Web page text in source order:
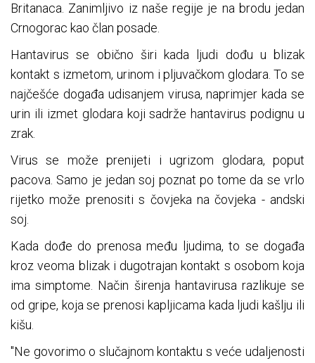
Britanaca. Zanimljivo iz naše regije je na brodu jedan
Crnogorac kao član posade.
Hantavirus se obično širi kada ljudi dođu u blizak
kontakt s izmetom, urinom i pljuvačkom glodara. To se
najčešće događa udisanjem virusa, naprimjer kada se
urin ili izmet glodara koji sadrže hantavirus podignu u
zrak.
Virus se može prenijeti i ugrizom glodara, poput
pacova. Samo je jedan soj poznat po tome da se vrlo
rijetko može prenositi s čovjeka na čovjeka - andski
soj.
Kada dođe do prenosa među ljudima, to se događa
kroz veoma blizak i dugotrajan kontakt s osobom koja
ima simptome. Način širenja hantavirusa razlikuje se
od gripe, koja se prenosi kapljicama kada ljudi kašlju ili
kišu.
"Ne govorimo o slučajnom kontaktu s veće udaljenosti